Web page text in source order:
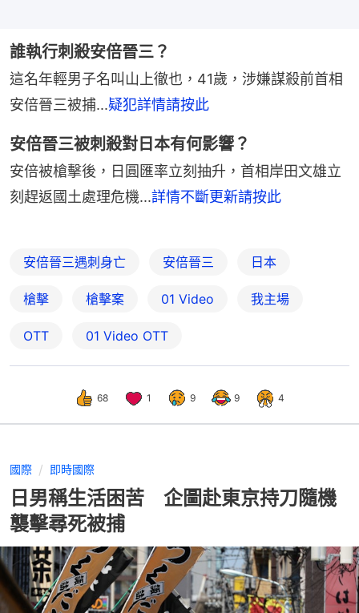
誰執行刺殺安倍晉三？
這名年輕男子名叫山上徹也，41歲，涉嫌謀殺前首相
安倍晉三被捕...疑犯詳情請按此
安倍晉三被刺殺對日本有何影響？
安倍被槍擊後，日圓匯率立刻抽升，首相岸田文雄立
刻趕返國土處理危機...詳情不斷更新請按此
安倍晉三遇刺身亡 安倍晉三 日本
槍擊 槍擊案 01 Video 我主場
OTT 01‌ ‌Video‌ ‌OTT
68 1 9 9 4
國際 即時國際
日男稱生活困苦 企圖赴東京持刀隨機
襲擊尋死被捕